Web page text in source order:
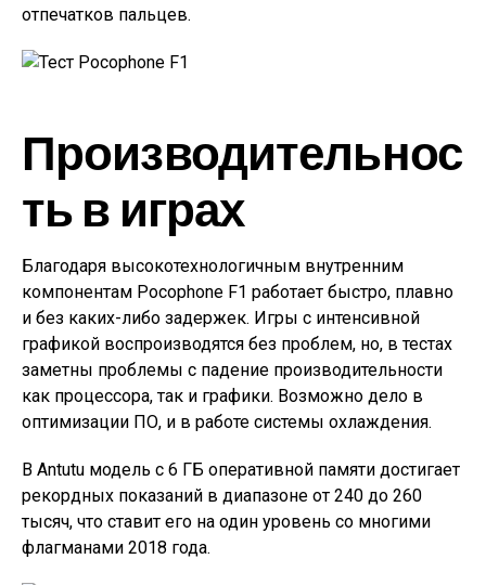
отпечатков пальцев.
Производительнос
ть в играх
Благодаря высокотехнологичным внутренним
компонентам Pocophone F1 работает быстро, плавно
и без каких-либо задержек. Игры с интенсивной
графикой воспроизводятся без проблем, но, в тестах
заметны проблемы с падение производительности
как процессора, так и графики. Возможно дело в
оптимизации ПО, и в работе системы охлаждения.
В Antutu модель с 6 ГБ оперативной памяти достигает
рекордных показаний в диапазоне от 240 до 260
тысяч, что ставит его на один уровень со многими
флагманами 2018 года.